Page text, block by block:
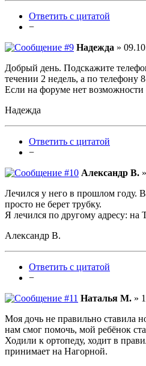
Ответить с цитатой
−
Надежда »
Добрый день. Подскажите
течении 2 недель, а по телефону
Если на форуме нет возможности
Надежда
Ответить с цитатой
−
Александр В.
Лечился у него в прошлом году.
просто не берет трубку.
Я лечился по другому адресу: на
Александр В.
Ответить с цитатой
−
Наталья М. »
Моя дочь не правильно ставила
нам смог помочь, мой ребёнок
Ходили к ортопеду, ходит в
принимает на Нагорной.